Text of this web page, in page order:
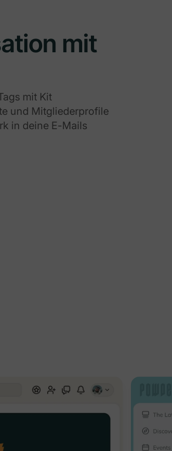
mit
mit Kit
und Mitgliederprofile
in deine E-Mails